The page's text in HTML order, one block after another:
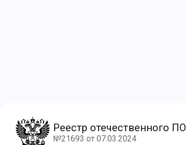
Реестр отечественного ПО
№21693 от 07.03.2024